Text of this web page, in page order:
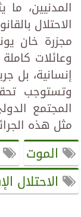
المدنيين،
الاحتلال
مجزرة خان
وعائلات
إنسانية، بل
وتستوجب
المجتمع
مثل هذه
الموت
الاحتلال